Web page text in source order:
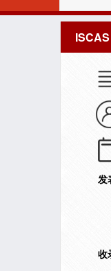
发
收